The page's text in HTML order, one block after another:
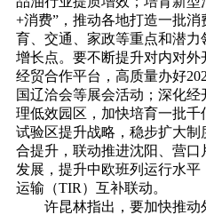
+消费”，推动各地打造一批
育、交通、家政等重点和潜
增长点。要不断提升对内对
经贸合作平台，高质量办好
国辽洽会等展会活动；深化
理低效园区，加快培育一批
试验区提升战略，稳步扩大
合提升，联动推进沈阳、营
发展，提升中欧班列运行水
运输（TIR）互补联动。
许昆林指出，要加快推动